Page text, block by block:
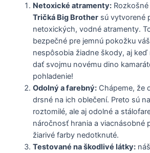
Netoxické atramenty:Rozkošné
Tričká Big Brothersú vytvorené
netoxických, vodné atramenty.
bezpečné pre jemnú pokožku
nespôsobia žiadne škody, aj keď
dať svojmu novému dino
pohladenie!
Odolný a farebný:Chápeme, že
drsné na ich oblečení. Preto sú
roztomilé, ale aj odolné a
náročnosť hrania a viacnásobné
žiarivé farby nedotknuté.
Testované na škodlivé látky:náš